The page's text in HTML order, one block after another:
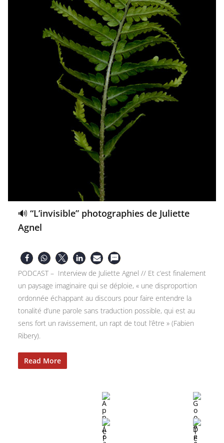
🔊 “L’invisible” photographies de Juliette
Agnel
PODCAST – Interview de Juliette Agnel // Et c’est finalement
un paysage imaginaire qui se déploie, « une disproportion
ordonnée échappant au discours pour faire entendre la
tonalité d’une parole sans traduction possible, qui est au
sens fort un ravissement, un rapt de tout l’être » (Fabien
Ribery).
Read More